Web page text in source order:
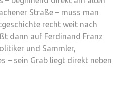
Straße – muss man
recht weit nach
dann auf Ferdinand Franz
und Sammler,
– sein Grab liegt direkt neben